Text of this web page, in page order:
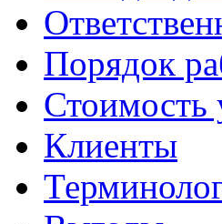
Порядок
Стоимость
Клиенты